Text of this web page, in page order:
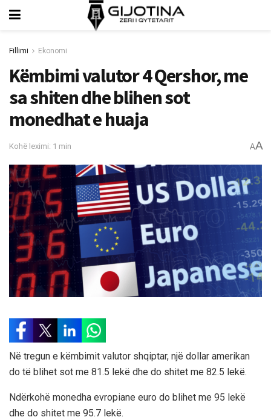
Fillimi Ekonomi
Këmbimi valutor 4 Qershor, me
sa shiten dhe blihen sot
monedhat e huaja
Kohë leximi: 1 min AA
Në tregun e këmbimit valutor shqiptar, një dollar amerikan
do të blihet sot me 81.5 lekë dhe do shitet me 82.5 lekë.
Ndërkohë monedha evropiane euro do blihet me 95 lekë
dhe do shitet me 95.7 lekë.